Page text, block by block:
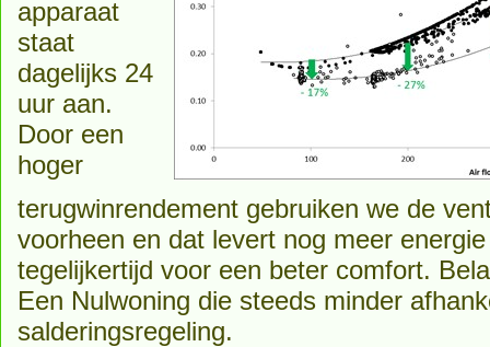
apparaat
staat
dagelijks 24
uur aan.
Door een
hoger
terugwinrendement gebruiken we de
voorheen en dat levert nog meer
tegelijkertijd voor een beter comfort.
Een Nulwoning die steeds minder
salderingsregeling.